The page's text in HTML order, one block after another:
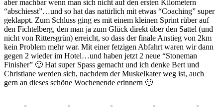
aber machbar wenn man sich nicht auf den ersten Kilometern
“abschiesst”…und so hat das natürlich mit etwas “Coaching” super
geklappt. Zum Schluss ging es mit einem kleinen Sprint rüber auf
den Fichtelberg, den man ja zum Glück direkt über den Sattel (und
nicht von Rittersgrün) erreicht, so dass der finale Anstieg von 2km
kein Problem mehr war. Mit einer fetzigen Abfahrt waren wir dann
gegen 2 wieder im Hotel…und haben jetzt 2 neue “Stoneman
Finisher” 🙂 Hat super Spass gemacht und ich denke Bert und
Christiane werden sich, nachdem der Muskelkater weg ist, auch
gern an dieses schöne Wochenende erinnern 🙂